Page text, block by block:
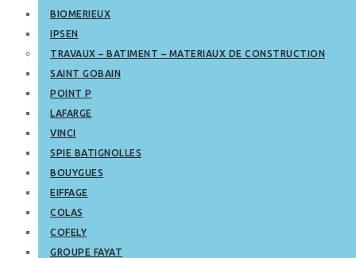
BIOMERIEUX
IPSEN
TRAVAUX – BATIMENT – MATERIAUX DE CONSTRUCTION
SAINT GOBAIN
POINT P
LAFARGE
VINCI
SPIE BATIGNOLLES
BOUYGUES
EIFFAGE
COLAS
COFELY
GROUPE FAYAT